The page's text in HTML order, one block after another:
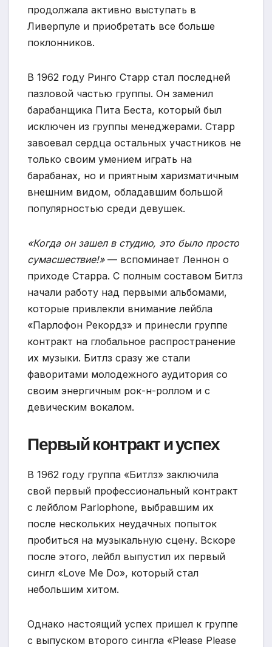
продолжала активно выступать в
Ливерпуле и приобретать все больше
поклонников.
В 1962 году Ринго Старр стал последней
пазловой частью группы. Он заменил
барабанщика Пита Беста, который был
исключен из группы менеджерами. Старр
завоевал сердца остальных участников не
только своим умением играть на
барабанах, но и приятным харизматичным
внешним видом, обладавшим большой
популярностью среди девушек.
«Когда он зашел в студию, это было просто
сумасшествие!»— вспоминает Леннон о
приходе Старра. С полным составом Битлз
начали работу над первыми альбомами,
которые привлекли внимание лейбла
«Парлофон Рекордз» и принесли группе
контракт на глобальное распространение
их музыки. Битлз сразу же стали
фаворитами молодежного аудитория со
своим энергичным рок-н-роллом и с
девическим вокалом.
Первый контракт и успех
В 1962 году группа «Битлз» заключила
свой первый профессиональный контракт
с лейблом Parlophone, выбравшим их
после нескольких неудачных попыток
пробиться на музыкальную сцену. Вскоре
после этого, лейбл выпустил их первый
сингл «Love Me Do», который стал
небольшим хитом.
Однако настоящий успех пришел к группе
с выпуском второго сингла «Please Please